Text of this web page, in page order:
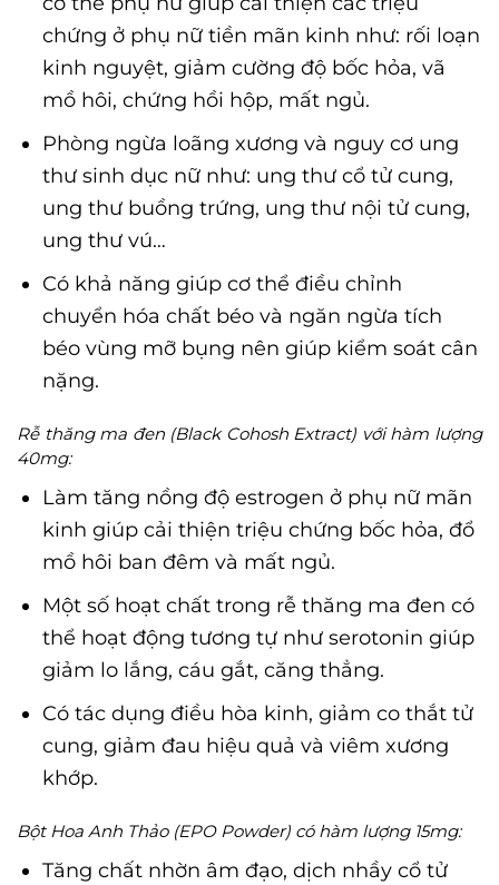
chứng ở phụ nữ tiền mãn kinh như: rối loạn
kinh nguyệt, giảm cường độ bốc hỏa, vã
mồ hôi, chứng hồi hộp, mất ngủ.
Phòng ngừa loãng xương và nguy cơ ung
thư sinh dục nữ như: ung thư cổ tử cung,
ung thư buồng trứng, ung thư nội tử cung,
ung thư vú…
Có khả năng giúp cơ thể điều chỉnh
chuyển hóa chất béo và ngăn ngừa tích
béo vùng mỡ bụng nên giúp kiểm soát cân
nặng.
Rễ thăng ma đen (Black Cohosh Extract) với hàm lượng
40mg:
Làm tăng nồng độ estrogen ở phụ nữ mãn
kinh giúp cải thiện triệu chứng bốc hỏa, đổ
mồ hôi ban đêm và mất ngủ.
Một số hoạt chất trong rễ thăng ma đen có
thể hoạt động tương tự như serotonin giúp
giảm lo lắng, cáu gắt, căng thẳng.
Có tác dụng điều hòa kinh, giảm co thắt tử
cung, giảm đau hiệu quả và viêm xương
khớp.
Bột Hoa Anh Thảo (EPO Powder) có hàm lượng 15mg:
Tăng chất nhờn âm đạo, dịch nhầy cổ tử